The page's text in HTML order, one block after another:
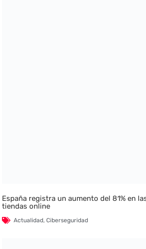
España registra un aumento del 81% en
tiendas online
Actualidad,Ciberseguridad